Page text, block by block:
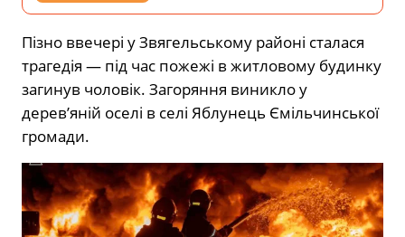
Пізно ввечері у Звягельському районі сталася
трагедія — під час пожежі в житловому будинку
загинув чоловік. Загоряння виникло у
дерев’яній оселі в селі Яблунець Ємільчинської
громади.